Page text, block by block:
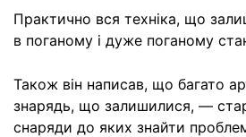
Практично вся техніка, що
в поганому і дуже поганому
Також він написав, що багато
знарядь, що залишилися, —
снаряди до яких знайти